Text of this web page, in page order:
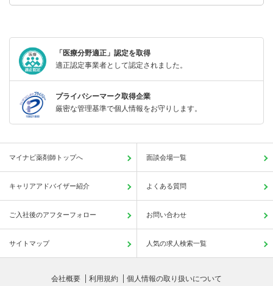
「医療分野適正」認定を取得
適正認定事業者として認定されました。
プライバシーマーク取得企業
厳密な管理基準で個人情報をお守りします。
マイナビ薬剤師トップへ 面談会場一覧
キャリアアドバイザー紹介 よくある質問
ご入社後のアフターフォロー お問い合わせ
サイトマップ 人気の求人検索一覧
会社概要 利用規約 個人情報の取り扱いについて